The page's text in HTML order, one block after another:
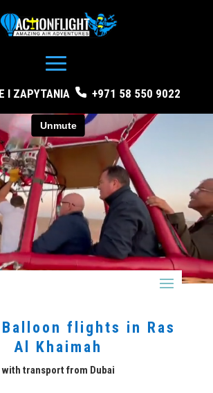
I ZAPYTANIA +971 58 550 9022
flights in Ras
Al Khaimah
with transport from Dubai